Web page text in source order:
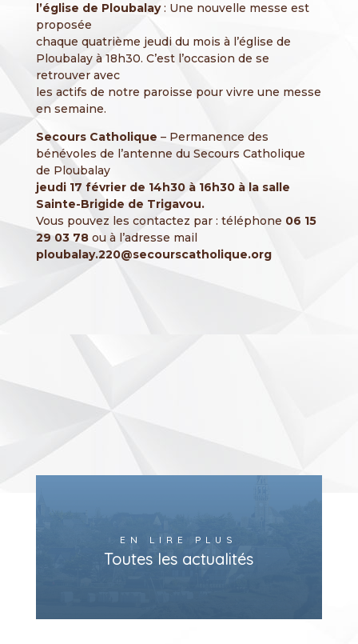
l’église de Ploubalay: Une nouvelle messe est
proposée
chaque quatrième jeudi du mois à l’église de
Ploubalay à 18h30. C’est l’occasion de se
retrouver avec
les actifs de notre paroisse pour vivre une messe
en semaine.
Secours Catholique – Permanence des
bénévoles de l’antenne du Secours Catholique
de Ploubalay
jeudi 17 février de 14h30 à 16h30 à la salle
Sainte-Brigide de Trigavou.
Vous pouvez les contactez par : téléphone 06 15
29 03 78ou à l’adresse mail
ploubalay.220@secourscatholique.org
EN LIRE PLUS
Toutes les actualités